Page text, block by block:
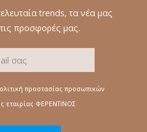
trends, τα νέα μας
προσφορές μας.
προστασίας προσωπικών
εταιρίας ΦΕΡΕΝΤΙΝΟΣ